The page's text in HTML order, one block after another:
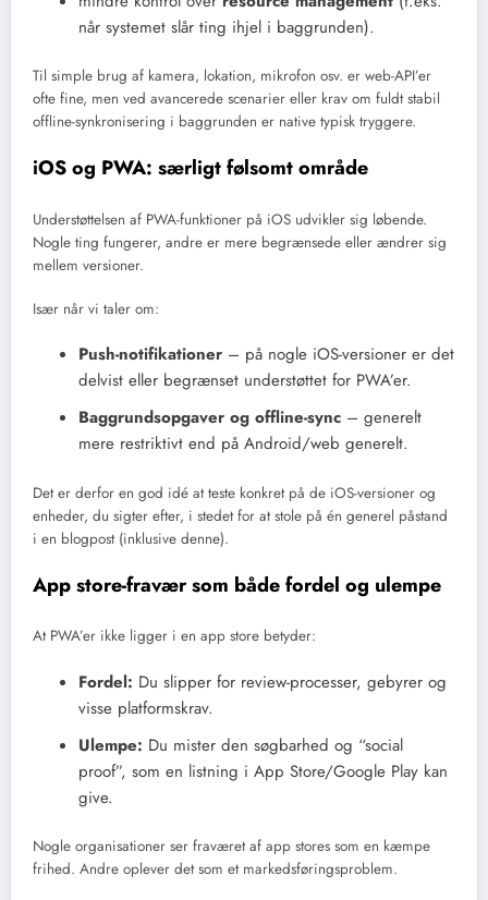
når systemet slår ting ihjel i baggrunden).
Til simple brug af kamera, lokation, mikrofon osv. er web-API’er
ofte fine, men ved avancerede scenarier eller krav om fuldt stabil
offline-synkronisering i baggrunden er native typisk tryggere.
iOS og PWA: særligt følsomt område
Understøttelsen af PWA-funktioner på iOS udvikler sig løbende.
Nogle ting fungerer, andre er mere begrænsede eller ændrer sig
mellem versioner.
Især når vi taler om:
Push-notifikationer – på nogle iOS-versioner er det
delvist eller begrænset understøttet for PWA’er.
Baggrundsopgaver og offline-sync – generelt
mere restriktivt end på Android/web generelt.
Det er derfor en god idé at teste konkret på de iOS-versioner og
enheder, du sigter efter, i stedet for at stole på én generel påstand
i en blogpost (inklusive denne).
App store-fravær som både fordel og ulempe
At PWA’er ikke ligger i en app store betyder:
Fordel: Du slipper for review-processer, gebyrer og
visse platformskrav.
Ulempe: Du mister den søgbarhed og “social
proof”, som en listning i App Store/Google Play kan
give.
Nogle organisationer ser fraværet af app stores som en kæmpe
frihed. Andre oplever det som et markedsføringsproblem.